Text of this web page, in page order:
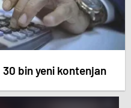
30 bin yeni kontenjan